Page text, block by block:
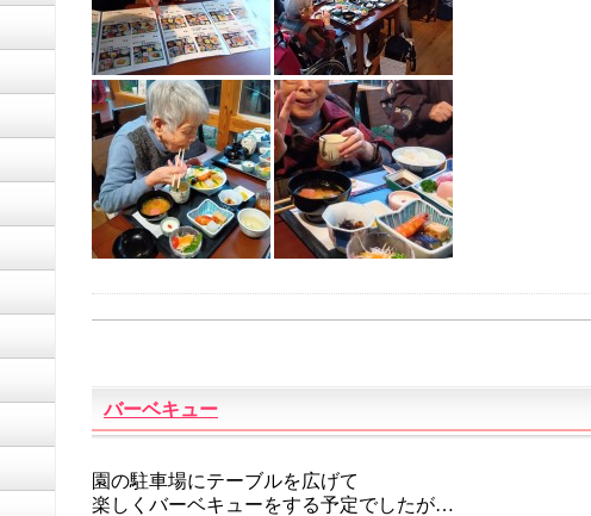
バーベキュー
園の駐車場にテーブルを広げて
楽しくバーベキューをする予定でしたが…